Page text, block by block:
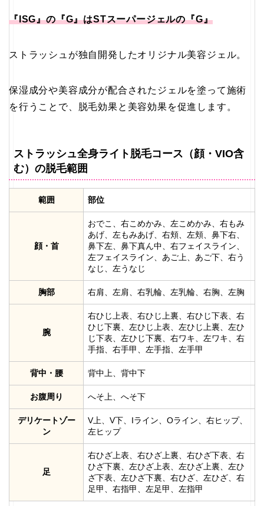
『ISG』の『G』はSTスーパージェルの『G』
ストラッシュが独自開発したオリジナル美容ジェル。
保湿成分や美容成分が配合されたジェルを塗って施術
を行うことで、脱毛効果と美容効果を促進します。
ストラッシュ全身ライト脱毛コース（顔・VIO含
む）の脱毛範囲
範囲 部位
顔・首
おでこ、右こめかみ、左こめかみ、右もみ
あげ、左もみあげ、右頬、左頬、鼻下右、
鼻下左、鼻下真ん中、右フェイスライン、
左フェイスライン、あご上、あご下、右う
なじ、左うなじ
胸部 右肩、左肩、右乳輪、左乳輪、右胸、左胸
腕
右ひじ上表、右ひじ上裏、右ひじ下表、右
ひじ下裏、左ひじ上表、左ひじ上裏、左ひ
じ下表、左ひじ下裏、右ワキ、左ワキ、右
手指、右手甲、左手指、左手甲
背中・腰 背中上、背中下
お腹周り へそ上、へそ下
デリケートゾー
ン
V上、V下、Iライン、Oライン、右ヒップ、
左ヒップ
足
右ひざ上表、右ひざ上裏、右ひざ下表、右
ひざ下裏、左ひざ上表、左ひざ上裏、左ひ
ざ下表、左ひざ下裏、右ひざ、左ひざ、右
足甲、右指甲、左足甲、左指甲